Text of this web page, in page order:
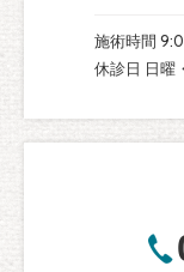
施術時間
休診日 日曜